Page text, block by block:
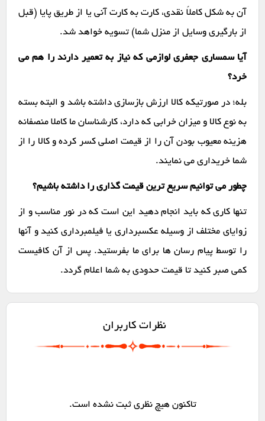
آن به شکل کاملاً نقدی، کارت به کارت آنی یا از طریق پایا (قبل
از بارگیری وسایل از منزل شما) تسویه خواهد شد.
آیا سمساری جعفری لوازمی که نیاز به تعمیر دارند را هم می
خرد؟
بله؛ در صورتیکه کالا ارزش بازسازی داشته باشد و البته بسته
به نوع کالا و میزان خرابی که دارد، کارشناسان ما کاملا منصفانه
هزینه معیوب بودن آن را از قیمت اصلی کسر کرده و کالا را از
شما خریداری می نمایند.
چطور می توانیم سریع ترین قیمت گذاری را داشته باشیم؟
تنها کاری که باید انجام دهید این است که در نور مناسب و از
زوایای مختلف از وسیله عکسبرداری یا فیلمبرداری کنید و آنها
را توسط پیام رسان ها برای ما بفرستید. پس از آن کافیست
کمی صبر کنید تا قیمت حدودی به شما اعلام گردد.
نظرات کاربران
تاکنون هیچ نظری ثبت نشده است.